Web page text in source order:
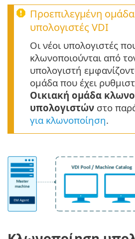
Προεπιλεγμένη ομάδα
υπολογιστές VDI
Οι νέοι υπολογιστές
κλωνοποιούνται από
υπολογιστή
ομάδα που έχει
Οικιακή ομάδα
υπολογιστών στο
για κλωνοποίηση.